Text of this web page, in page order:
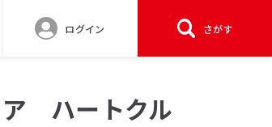
ログイン さがす
ア ハートクル